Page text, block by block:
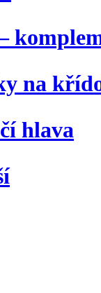
na
hlava